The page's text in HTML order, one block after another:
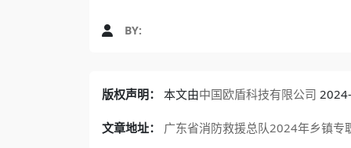
BY:
版权声明： 本文由中国欧盾科技有限公司
文章地址： 广东省消防救援总队2024年乡镇